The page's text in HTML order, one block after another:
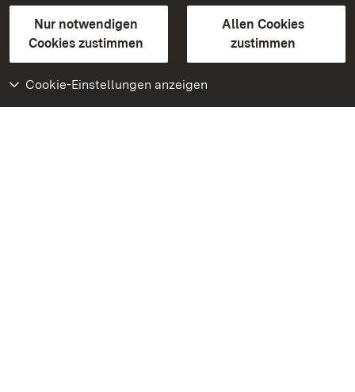
Nur notwendigen
Cookies zustimmen
Allen Cookies
zustimmen
Cookie-Einstellungen anzeigen
GebärdenspracheLeichte Sprache
Erklärung zur Barrierefreiheit
BITV-konform (geprüfte Seiten)
Weiteres